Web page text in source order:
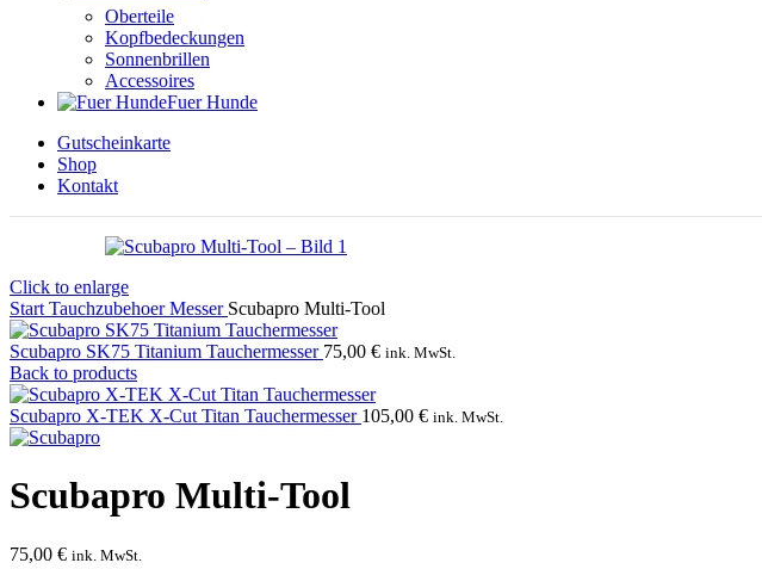
Oberteile
Kopfbedeckungen
Sonnenbrillen
Accessoires
Fuer Hunde
Gutscheinkarte
Shop
Kontakt
Click to enlarge
Start TauchzubehoerMesser Scubapro Multi-Tool
Scubapro SK75 Titanium Tauchermesser 75,00 € ink. MwSt.
Back to products
Scubapro X-TEK X-Cut Titan Tauchermesser 105,00 € ink. MwSt.
Scubapro Multi-Tool
75,00 € ink. MwSt.